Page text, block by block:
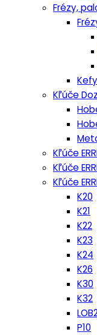
Frézy,
Kefy
Kľúče
Kľúče
Kľúče
Kľúče
K20
K21
K22
K23
K24
K26
K30
K32
P10